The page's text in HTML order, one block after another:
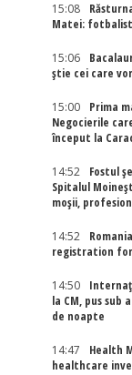
15:08
Matei:
15:06
știe cei care
15:00
Prima
Negocierile
început la
14:52
Fostul
Spitalul
moșii,
14:52
registration for
14:50
la CM, pus sub
de noapte
14:47
Health
healthcare